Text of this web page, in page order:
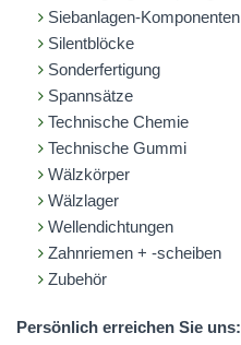
Siebanlagen-Komponenten
Silentblöcke
Sonderfertigung
Spannsätze
Technische Chemie
Technische Gummi
Wälzkörper
Wälzlager
Wellendichtungen
Zahnriemen + -scheiben
Zubehör
Persönlich erreichen Sie uns: